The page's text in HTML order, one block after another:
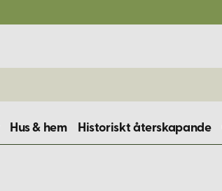
Hus & hem Historiskt återskapande